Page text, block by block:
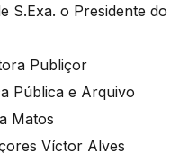
S.Exa. o Presidente do
Publiçor
Pública e Arquivo
Matos
Víctor Alves